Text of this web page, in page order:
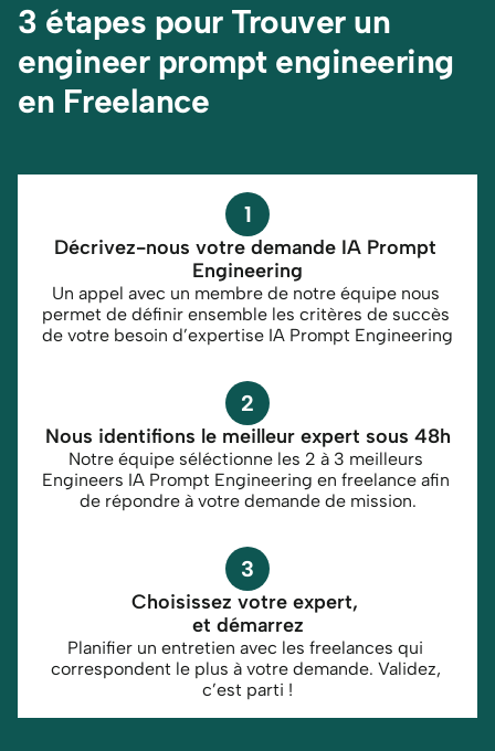
3 étapes pour Trouver un
engineer prompt engineering
en Freelance
1
Décrivez-nous votre demande IA Prompt
Engineering
Un appel avec un membre de notre équipe nous
permet de définir ensemble les critères de succès
de votre besoin d’expertise IA Prompt Engineering
2
Nous identifions le meilleur expert sous 48h
Notre équipe séléctionne les 2 à 3 meilleurs
Engineers IA Prompt Engineering en freelance afin
de répondre à votre demande de mission.
3
Choisissez votre expert,
et démarrez
Planifier un entretien avec les freelances qui
correspondent le plus à votre demande. Validez,
c’est parti !